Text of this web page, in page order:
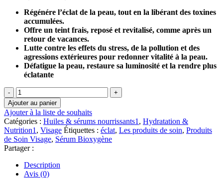
initial
était :
د.م.804.00.
actuel
د.م.723.60.
Régénére l’éclat de la peau, tout en la libérant des toxines
accumulées.
Offre un teint frais, reposé et revitalisé, comme après un
retour de vacances.
Lutte contre les effets du stress, de la pollution et des
agressions extérieures pour redonner vitalité à la peau.
Défatigue la peau, restaure sa luminosité et la rendre plus
éclatante
quantité
de
Guinot
Sérum
Bioxygène
Ajouter au panier
Ajouter à la liste de souhaits
Catégories : Huiles & sérums nourrissants1 , Hydratation &
Nutrition1 , Visage Étiquettes : éclat, Les produits de soin, Produits
de Soin Visage, Sérum Bioxygène
Partager :
Description
Avis (0)